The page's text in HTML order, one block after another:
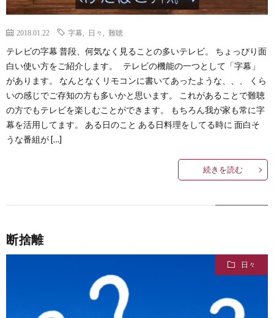
2018.01.22 字幕 日々 難聴
テレビの字幕 普段、何気なく見ることの多いテレビ。 ちょっぴり面
白い使い方をご紹介します。 テレビの機能の一つとして「字幕」
があります。 なんとなくリモコンに書いてあったような、、、 くら
いの感じでご存知の方も多いかと思います。 これがあることで難聴
の方でもテレビを楽しむことができます。 もちろん我が家も常に字
幕を活用してます。 ある日のこと ある日料理をしてる時に 面白そ
うな番組が […]
続きを読む
断捨離
日々